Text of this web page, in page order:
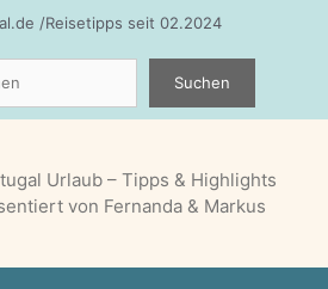
/Reisetipps seit 02.2024
Suchen
Urlaub – Tipps & Highlights
von Fernanda & Markus